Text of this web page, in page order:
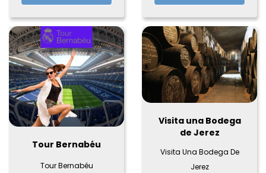
Tour Bernabéu
Tour Bernabéu
Visita una Bodega
de Jerez
Visita Una Bodega De
Jerez